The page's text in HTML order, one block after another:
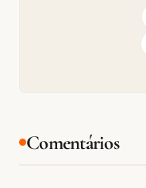
Comentários